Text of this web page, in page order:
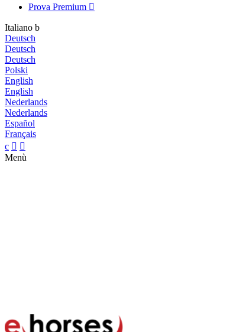
Prova Premium 
Italiano b
Deutsch
Deutsch
Deutsch
Polski
English
English
Nederlands
Nederlands
Español
Français
c  
Menù